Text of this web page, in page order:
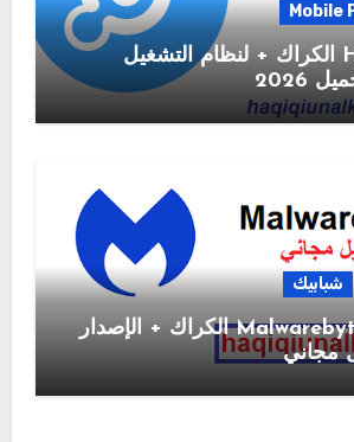
Mobile
1.0.0 Helium الكراك + لنظام التشغيل
شبابيك
Malwarebytes 5.5.7.255 الكراك + الإصدار
مجاني